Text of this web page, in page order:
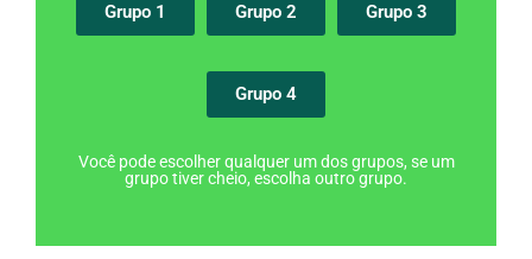
Grupo 1 Grupo 2 Grupo 3
Grupo 4
Você pode escolher qualquer um dos grupos, se um
grupo tiver cheio, escolha outro grupo.